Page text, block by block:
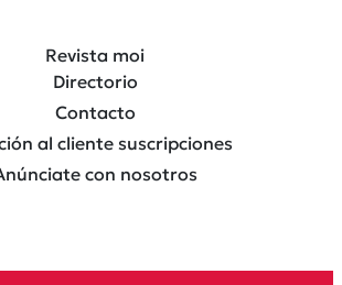
Revista moi
Directorio
Contacto
al cliente suscripciones
con nosotros